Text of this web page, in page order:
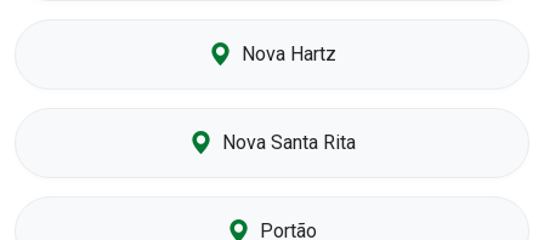
Nova Hartz
Nova Santa Rita
Portão